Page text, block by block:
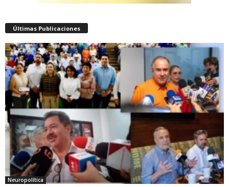
Últimas Publicaciones
Neuropolítica